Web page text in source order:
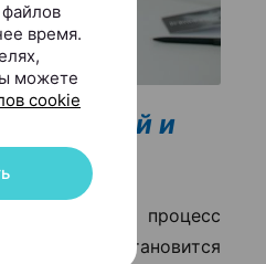
и
процесс
в душе становится
время.
можете
cookie